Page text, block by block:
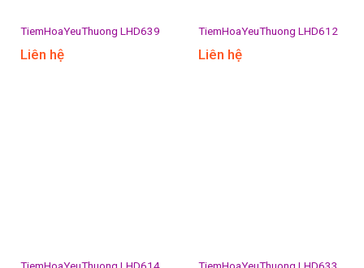
TiemHoaYeuThuong LHD639
Liên hệ
TiemHoaYeuThuong LHD612
Liên hệ